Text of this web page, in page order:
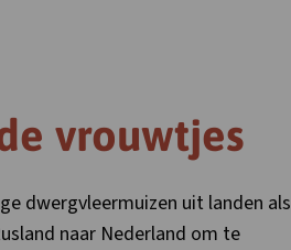
vrouwtjes
dwergvleermuizen uit landen als
naar Nederland om te